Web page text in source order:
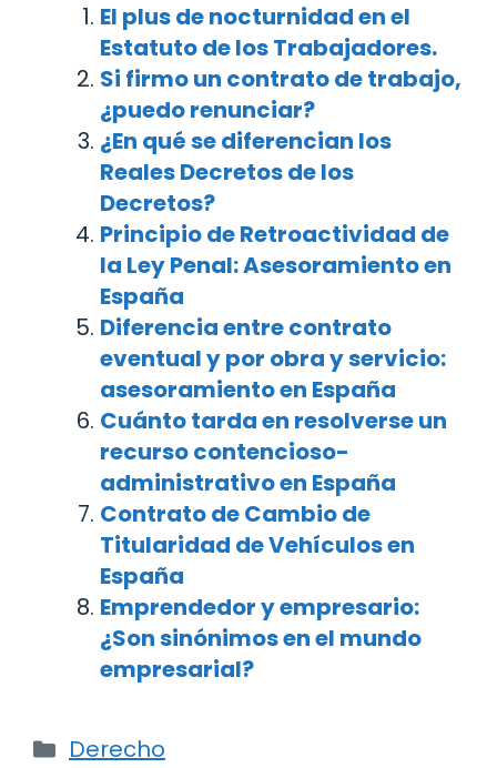
El plus de nocturnidad en el
Estatuto de los Trabajadores.
Si firmo un contrato de trabajo,
¿puedo renunciar?
¿En qué se diferencian los
Reales Decretos de los
Decretos?
Principio de Retroactividad de
la Ley Penal: Asesoramiento en
España
Diferencia entre contrato
eventual y por obra y servicio:
asesoramiento en España
Cuánto tarda en resolverse un
recurso contencioso-
administrativo en España
Contrato de Cambio de
Titularidad de Vehículos en
España
Emprendedor y empresario:
¿Son sinónimos en el mundo
empresarial?
Categorías
Derecho